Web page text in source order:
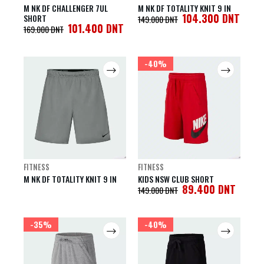
M NK DF CHALLENGER 7UL
SHORT
169.000DNT 101.400 DNT
M NK DF TOTALITY KNIT 9 IN
149.000DNT 104.300 DNT
FITNESS
M NK DF TOTALITY KNIT 9 IN
-40%
FITNESS
KIDS NSW CLUB SHORT
149.000DNT 89.400 DNT
-35% -40%